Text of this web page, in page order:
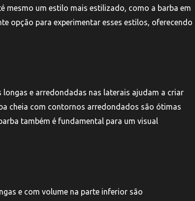
mesmo um estilo mais estilizado, como a barba em
opção para experimentar esses estilos, oferecendo
e arredondadas nas laterais ajudam a criar
cheia com contornos arredondados são ótimas
também é fundamental para um visual
e com volume na parte inferior são